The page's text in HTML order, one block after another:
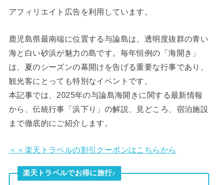
アフィリエイト広告を利用しています。
鹿児島県最南端に位置する与論島は、透明度抜群の青い
海と白い砂浜が魅力の島です。毎年恒例の「海開き」
は、夏のシーズンの幕開けを告げる重要な行事であり、
観光客にとっても特別なイベントです。
本記事では、2025年の与論島海開きに関する最新情報
から、伝統行事「浜下り」の解説、見どころ、宿泊施設
まで徹底的にご紹介します。
＜＜楽天トラベルの割引クーポンはこちらから
楽天トラベルでお得に旅行♪